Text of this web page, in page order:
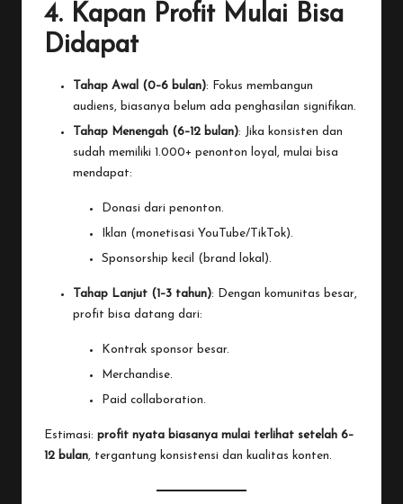
4. Kapan Profit Mulai Bisa
Didapat
Tahap Awal (0–6 bulan): Fokus membangun
audiens, biasanya belum ada penghasilan signifikan.
Tahap Menengah (6–12 bulan): Jika konsisten dan
sudah memiliki 1.000+ penonton loyal, mulai bisa
mendapat:
Donasi dari penonton.
Iklan (monetisasi YouTube/ TikTok).
Sponsorship kecil (brand lokal).
Tahap Lanjut (1–3 tahun): Dengan komunitas besar,
profit bisa datang dari:
Kontrak sponsor besar.
Merchandise.
Paid collaboration.
Estimasi: profit nyata biasanya mulai terlihat setelah 6–
12 bulan, tergantung konsistensi dan kualitas konten.